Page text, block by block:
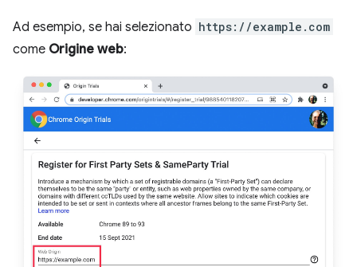
Ad esempio, se hai selezionato https://example.com
come Origine web: